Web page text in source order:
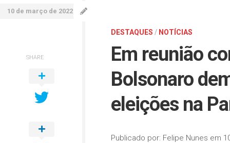
DESTAQUES / NOTÍCIAS
Em reunião
Bolsonaro
eleições na
Publicado por: Felipe Nunes em
10 de março de 2022
SHARE